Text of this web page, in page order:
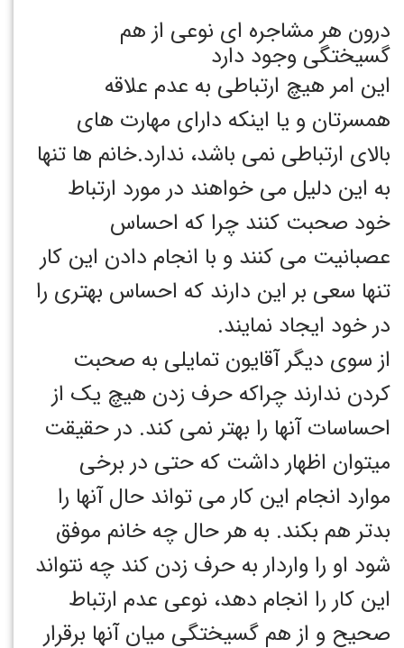
درون هر مشاجره ای نوعی از هم
گسیختگی وجود دارد
این امر هیچ ارتباطی به عدم علاقه
همسرتان و یا اینکه دارای مهارت های
بالای ارتباطی نمی باشد، ندارد.خانم ها تنها
به این دلیل می خواهند در مورد ارتباط
خود صحبت کنند چرا که احساس
عصبانیت می کنند و با انجام دادن این کار
تنها سعی بر این دارند که احساس بهتری را
در خود ایجاد نمایند.
از سوی دیگر آقایون تمایلی به صحبت
کردن ندارند چراکه حرف زدن هیچ یک از
احساسات آنها را بهتر نمی کند. در حقیقت
میتوان اظهار داشت که حتی در برخی
موارد انجام این کار می تواند حال آنها را
بدتر هم بکند. به هر حال چه خانم موفق
شود او را واردار به حرف زدن کند چه نتواند
این کار را انجام دهد، نوعی عدم ارتباط
صحیح و از هم گسیختگی میان آنها برقرار